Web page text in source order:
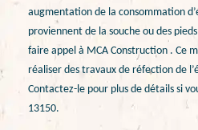
augmentation de la consommation
proviennent de la souche ou des
faire appel à MCA Construction . Ce
réaliser des travaux de réfection de
Contactez-le pour plus de détails si
13150.